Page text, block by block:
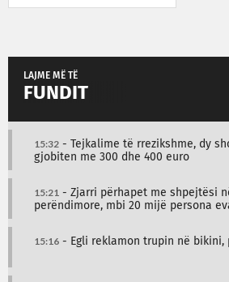
LAJME MË TË
FUNDIT
15:32 - Tejkalime të rrezikshme, dy
gjobiten me 300 dhe 400 euro
15:21 - Zjarri përhapet me shpejtësi
perëndimore, mbi 20 mijë persona
15:16 - Egli reklamon trupin në bikini,